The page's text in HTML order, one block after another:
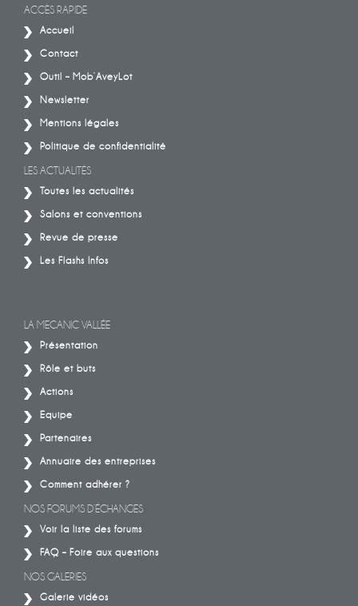
ACCÈS RAPIDE
Accueil
Contact
Outil – Mob’AveyLot
Newsletter
Mentions légales
Politique de confidentialité
LES ACTUALITÉS
Toutes les actualités
Salons et conventions
Revue de presse
Les Flashs Infos
LA MECANIC VALLÉE
Présentation
Rôle et buts
Actions
Equipe
Partenaires
Annuaire des entreprises
Comment adhérer ?
NOS FORUMS D’ÉCHANGES
Voir la liste des forums
FAQ – Foire aux questions
NOS GALERIES
Galerie vidéos